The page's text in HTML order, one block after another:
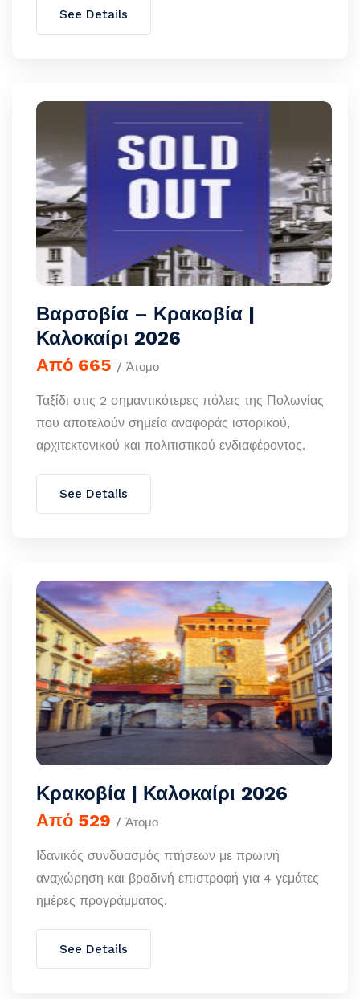
See Details
Βαρσοβία – Κρακοβία |
Καλοκαίρι 2026
Από 665 / Άτομο
Ταξίδι στις 2 σημαντικότερες πόλεις της Πολωνίας
που αποτελούν σημεία αναφοράς ιστορικού,
αρχιτεκτονικού και πολιτιστικού ενδιαφέροντος.
See Details
Κρακοβία | Καλοκαίρι 2026
Από 529 / Άτομο
Ιδανικός συνδυασμός πτήσεων με πρωινή
αναχώρηση και βραδινή επιστροφή για 4 γεμάτες
ημέρες προγράμματος.
See Details